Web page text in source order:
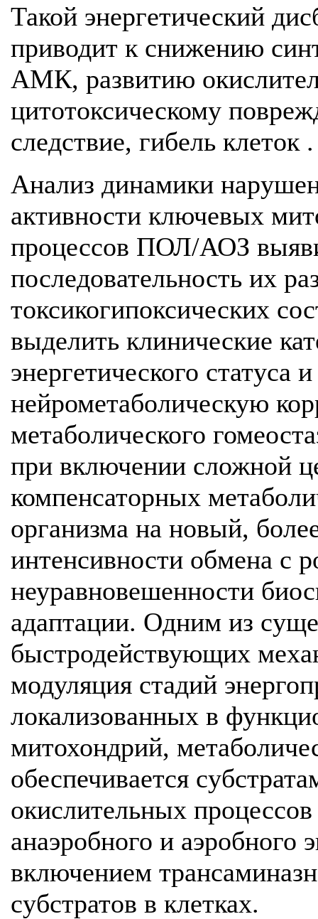
Такой энергетический
приводит к снижению
АМК, развитию
цитотоксическому
следствие, гибель клеток .
Анализ динамики
активности ключевых
процессов ПОЛ/АОЗ
последовательность их
токсикогипоксических
выделить клинические
энергетического статуса
нейрометаболическую
метаболического
при включении сложной
компенсаторных
организма на новый,
интенсивности обмена с
неуравновешенности
адаптации. Одним из
быстродействующих
модуляция стадий
локализованных в
митохондрий,
обеспечивается
окислительных
анаэробного и аэробного
включением
субстратов в клетках.